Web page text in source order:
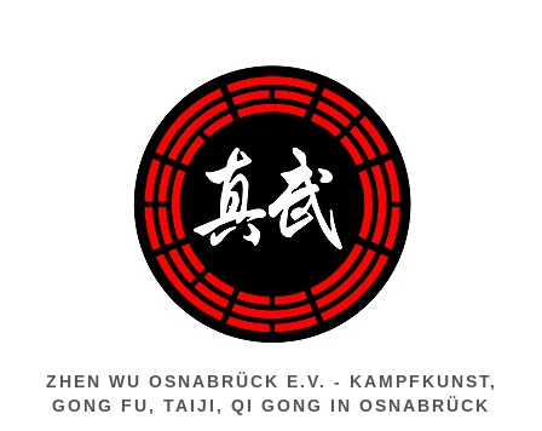
ZHEN WU OSNABRÜCK E.V. - KAMPFKUNST,
GONG FU, TAIJI, QI GONG IN OSNABRÜCK